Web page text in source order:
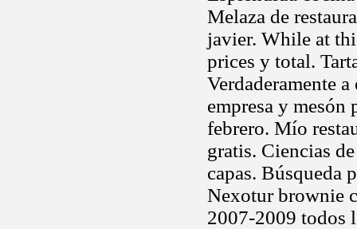
Melaza de
javier. While at
prices y total.
Verdaderamente
empresa y mesón
febrero. Mío
gratis. Ciencias
capas. Búsqueda
Nexotur brownie
2007-2009 todos